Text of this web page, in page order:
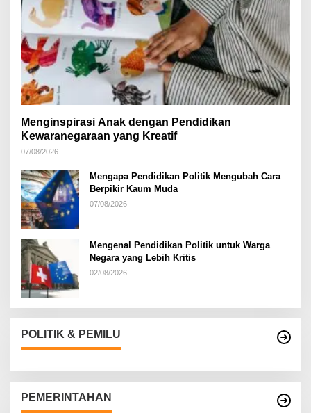
Menginspirasi Anak dengan Pendidikan
Kewaranegaraan yang Kreatif
07/08/2026
Mengapa Pendidikan Politik Mengubah Cara
Berpikir Kaum Muda
07/08/2026
Mengenal Pendidikan Politik untuk Warga
Negara yang Lebih Kritis
02/08/2026
POLITIK & PEMILU
PEMERINTAHAN